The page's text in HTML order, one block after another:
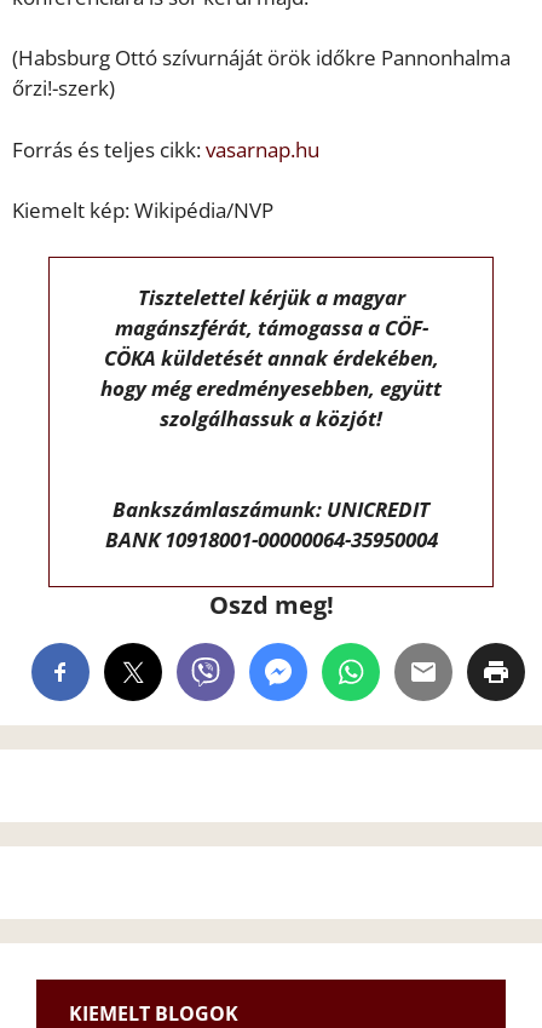
(Habsburg Ottó szívurnáját örök időkre Pannonhalma
őrzi!-szerk)
Forrás és teljes cikk:vasarnap.hu
Kiemelt kép: Wikipédia/NVP
Tisztelettel kérjük a magyar
magánszférát, támogassa a CÖF-
CÖKA küldetését annak érdekében,
hogy még eredményesebben, együtt
szolgálhassuk a közjót!
Bankszámlaszámunk: UNICREDIT
BANK 10918001-00000064-35950004
Oszd meg!
KIEMELT BLOGOK